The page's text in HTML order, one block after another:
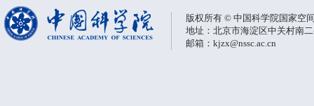
版权所有 © 中国科学院国家空
地址：北京市海淀区中关村南
邮箱：kjzx@nssc.ac.cn